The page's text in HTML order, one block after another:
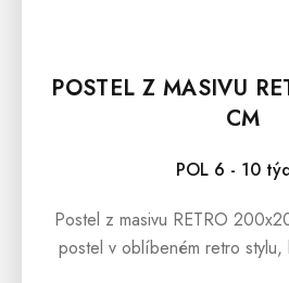
POSTEL Z MASIVU
CM
POL 6 - 10
Postel z masivu RETRO
postel v oblíbeném retro